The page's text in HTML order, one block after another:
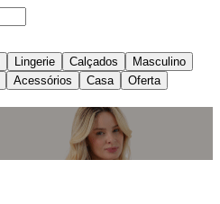
Lingerie Calçados
Masculino
Acessórios Casa Oferta